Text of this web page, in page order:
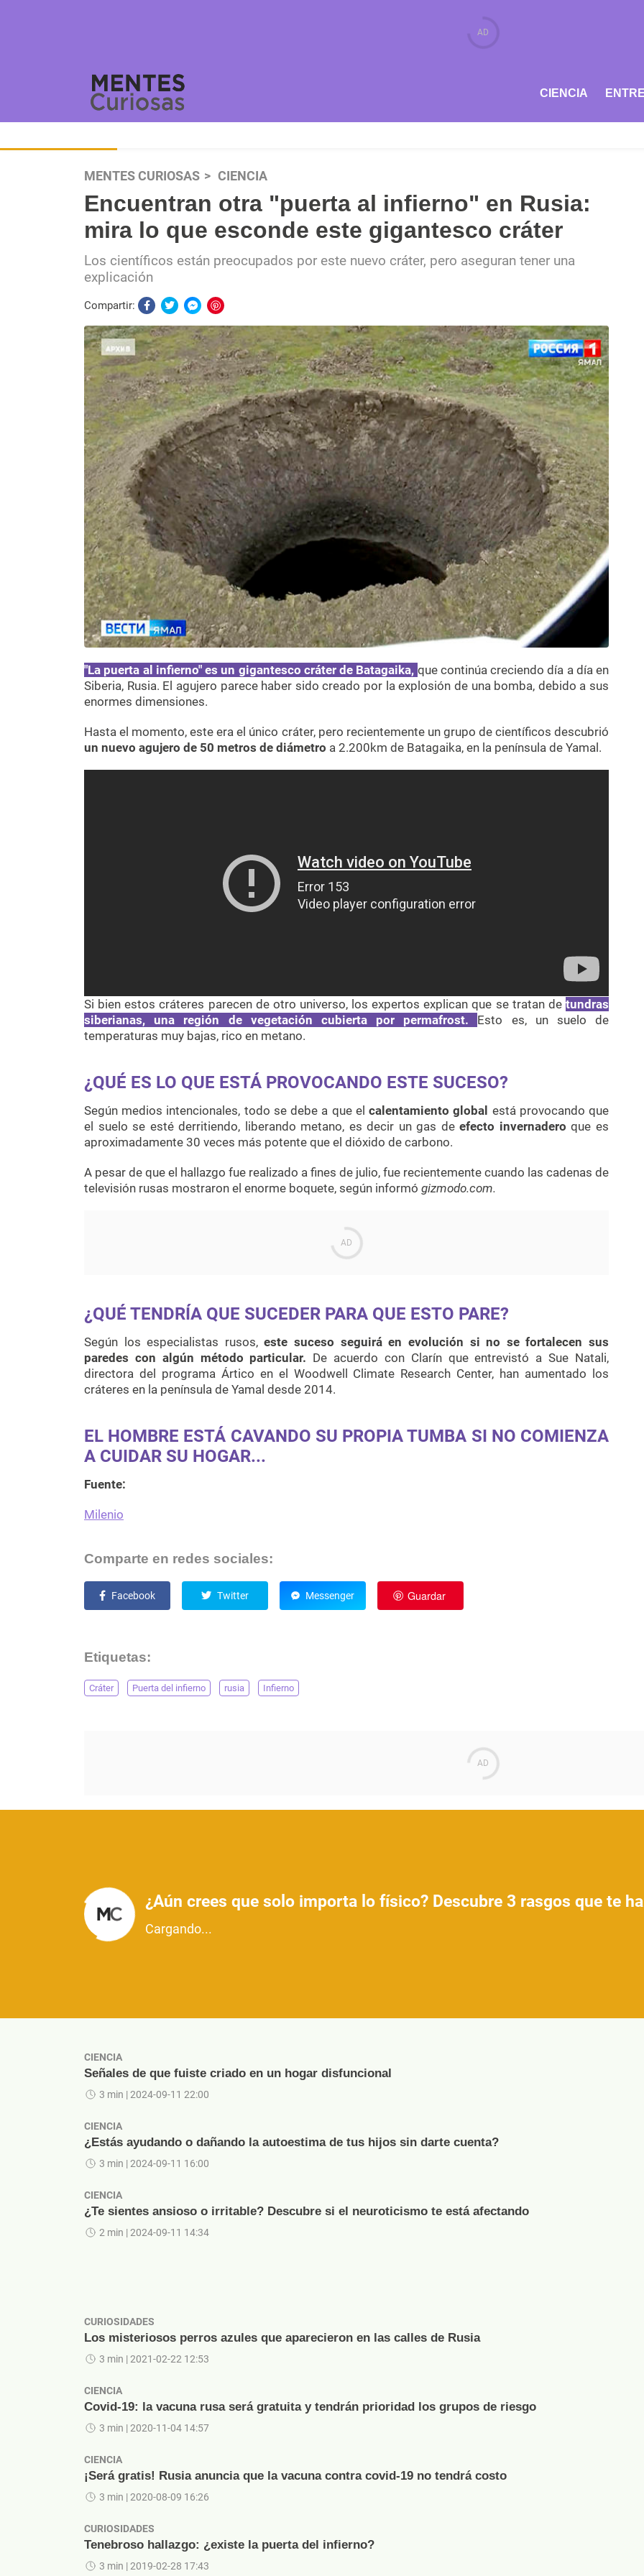
CIENCIA
MENTES CURIOSAS CIENCIA
Encuentran otra "puerta al infierno" en Rusia:
mira lo que esconde este gigantesco cráter
Los científicos están preocupados por este nuevo cráter, pero aseguran tener una
explicación
Compartir:
"La puerta al infierno"es un gigantesco cráter de Batagaika, que continúa creciendo día a día en
Siberia, Rusia. El agujero parece haber sido creado por la explosión de una bomba, debido a sus
enormes dimensiones.
Hasta el momento, este era el único cráter, pero recientemente un grupo de científicos descubrió
un nuevo agujero de 50 metros de diámetro a 2.200km de Batagaika, en la península de Yamal.
Si bien estos cráteres parecen de otro universo, los expertos explican que se tratan de tundras
siberianas,una región de vegetación cubierta por permafrost. Esto es, un suelo de
temperaturas muy bajas, rico en metano.
¿QUÉ ES LO QUE ESTÁ PROVOCANDO ESTE SUCESO?
Según medios intencionales, todo se debe a que el calentamiento global está provocando que
el suelo se esté derritiendo, liberando metano, es decir un gas deefecto invernadero que es
aproximadamente 30 veces más potente que el dióxido de carbono.
A pesar de que el hallazgo fue realizado a fines de julio, fue recientemente cuando las cadenas de
televisión rusas mostraron el enorme boquete, según informó gizmodo.com.
¿QUÉ TENDRÍA QUE SUCEDER PARA QUE ESTO PARE?
Según los especialistas rusos,este suceso seguirá en evolución si no se fortalecen sus
paredes con algún método particular. De acuerdo con Clarín que entrevistó a Sue Natali,
directora del programa Ártico en el Woodwell Climate Research Center, han aumentado los
cráteres en la península de Yamal desde 2014.
EL HOMBRE ESTÁ CAVANDO SU PROPIA TUMBA SI NO COMIENZA
A CUIDAR SU HOGAR...
Fuente:
Milenio
Comparte en redes sociales:
Facebook Twitter Messenger Guardar
Etiquetas:
Cráter Puerta del infierno rusia Infierno
¿Aún crees que solo importa lo físico? Descubre 3 rasgos que te
Cargando...
CIENCIA
Señales de que fuiste criado en un hogar disfuncional
3 min | 2024-09-11 22:00
CIENCIA
¿Estás ayudando o dañando la autoestima de tus hijos sin darte cuenta?
3 min | 2024-09-11 16:00
CIENCIA
¿Te sientes ansioso o irritable? Descubre si el neuroticismo te está afectando
2 min | 2024-09-11 14:34
CURIOSIDADES
Los misteriosos perros azules que aparecieron en las calles de Rusia
3 min | 2021-02-22 12:53
CIENCIA
Covid-19: la vacuna rusa será gratuita y tendrán prioridad los grupos de riesgo
3 min | 2020-11-04 14:57
CIENCIA
¡Será gratis! Rusia anuncia que la vacuna contra covid-19 no tendrá costo
3 min | 2020-08-09 16:26
CURIOSIDADES
Tenebroso hallazgo: ¿existe la puerta del infierno?
3 min | 2019-02-28 17:43